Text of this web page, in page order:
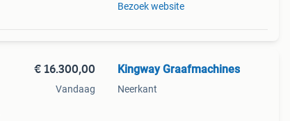
Bezoek website
€ 16.300,00
Vandaag
Kingway Graafmachines
Neerkant